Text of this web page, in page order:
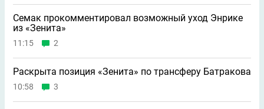
Семак прокомментировал возможный уход Энрике
из «Зенита»
11:15 2
Раскрыта позиция «Зенита» по трансферу Батракова
10:58 3